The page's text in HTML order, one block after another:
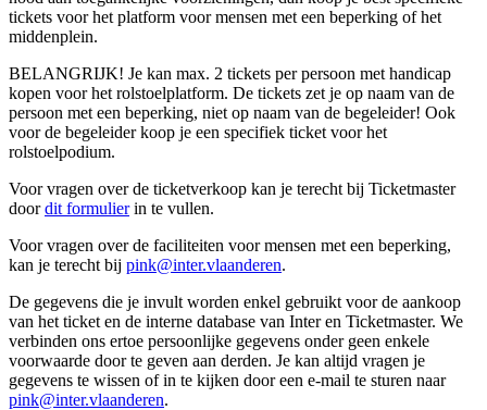
tickets voor het platform voor mensen met een beperking of het
middenplein.
BELANGRIJK! Je kan max. 2 tickets per persoon met handicap
kopen voor het rolstoelplatform. De tickets zet je op naam van de
persoon met een beperking, niet op naam van de begeleider! Ook
voor de begeleider koop je een specifiek ticket voor het
rolstoelpodium.
Voor vragen over de ticketverkoop kan je terecht bij Ticketmaster
doordit formulierin te vullen.
Voor vragen over de faciliteiten voor mensen met een beperking,
kan je terecht bij pink@inter.vlaanderen.
De gegevens die je invult worden enkel gebruikt voor de aankoop
van het ticket en de interne database van Inter en Ticketmaster. We
verbinden ons ertoe persoonlijke gegevens onder geen enkele
voorwaarde door te geven aan derden. Je kan altijd vragen je
gegevens te wissen of in te kijken door een e-mail te sturen naar
pink@inter.vlaanderen.